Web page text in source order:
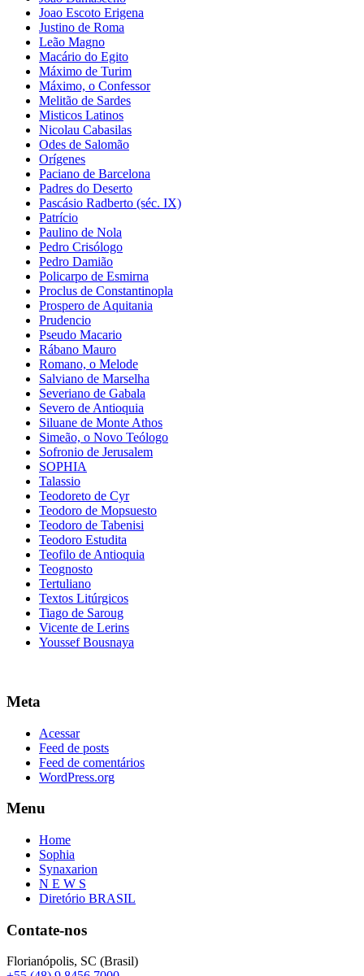
Joao Escoto Erigena
Justino de Roma
Leão Magno
Macário do Egito
Máximo de Turim
Máximo, o Confessor
Melitão de Sardes
Misticos Latinos
Nicolau Cabasilas
Odes de Salomão
Orígenes
Paciano de Barcelona
Padres do Deserto
Pascásio Radberto (séc. IX)
Patrício
Paulino de Nola
Pedro Crisólogo
Pedro Damião
Policarpo de Esmirna
Proclus de Constantinopla
Prospero de Aquitania
Prudencio
Pseudo Macario
Rábano Mauro
Romano, o Melode
Salviano de Marselha
Severiano de Gabala
Severo de Antioquia
Siluane de Monte Athos
Simeão, o Novo Teólogo
Sofronio de Jerusalem
SOPHIA
Talassio
Teodoreto de Cyr
Teodoro de Mopsuesto
Teodoro de Tabenisi
Teodoro Estudita
Teofilo de Antioquia
Teognosto
Tertuliano
Textos Litúrgicos
Tiago de Saroug
Vicente de Lerins
Youssef Bousnaya
Meta
Acessar
Feed de posts
Feed de comentários
WordPress.org
Menu
Home
Sophia
Synaxarion
N E W S
Diretório BRASIL
Contate-nos
Florianópolis, SC (Brasil)